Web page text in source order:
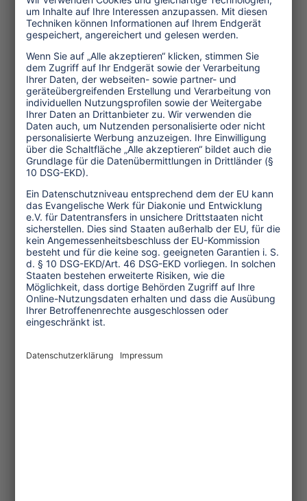
Veranstaltungen der "Börse für
nachhaltiges Reisen" siehewww.itb-
berlin.de
Themen
Tourismuspolitik
Kultur und Religion
Umwelt und Klima